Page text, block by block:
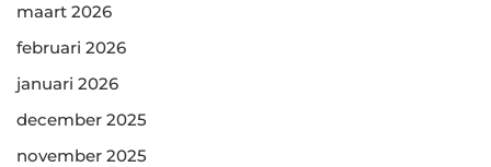
maart 2026
februari 2026
januari 2026
december 2025
november 2025